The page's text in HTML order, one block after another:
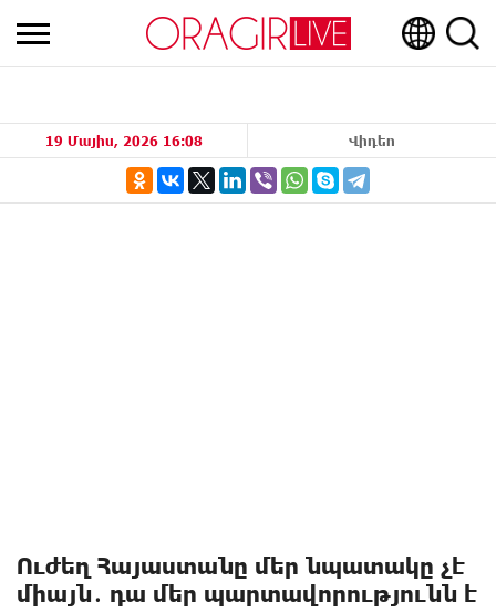
19 Մայիս, 2026 16:08 Վիդեո
Ուժեղ Հայաստանը մեր նպատակը չէ
միայն․ դա մեր պարտավորությունն է